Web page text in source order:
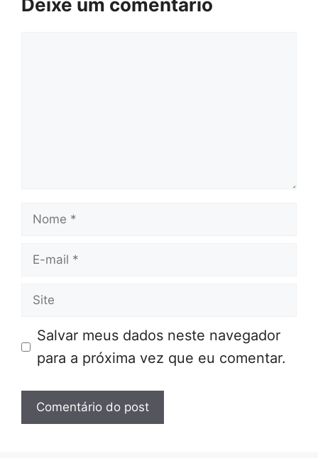
Deixe um comentário
Nome
E-
Site
Salvar meus dados neste navegador
para a próxima vez que eu comentar.